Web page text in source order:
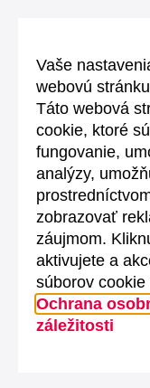
Vaše
webovú stránku
Táto webová
cookie, ktoré
fungovanie,
analýzy,
zobrazovať
záujmom.
aktivujete a
súborov
Ochrana
záležitosti